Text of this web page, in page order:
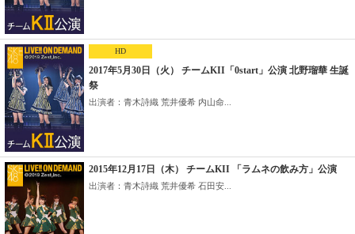
HD
2017年5月30日（火） チームKII「0start」公演 北野瑠華 生誕
祭
出演者：青木詩織 荒井優希 内山命...
2015年12月17日（木） チームKII 「ラムネの飲み方」公演
出演者：青木詩織 荒井優希 石田安...